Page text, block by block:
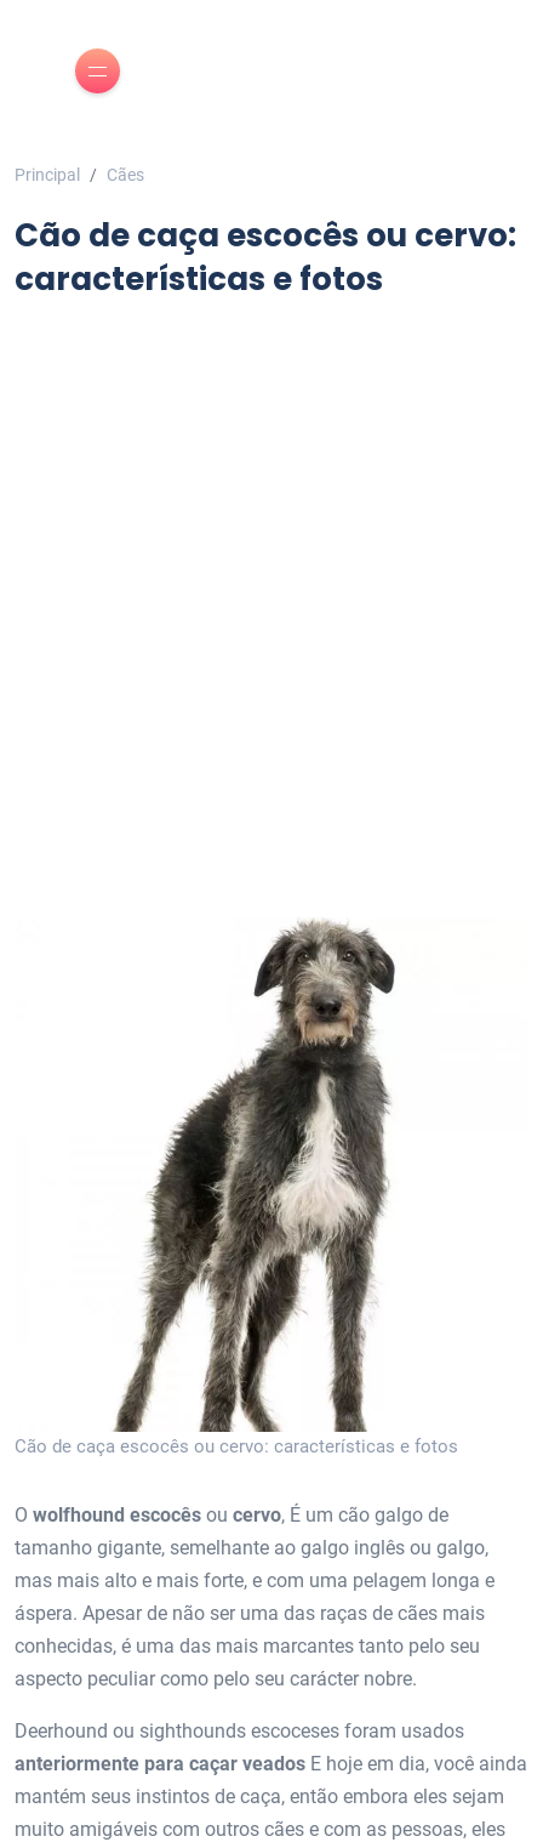
Principal Cães
Cão de caça escocês ou cervo:
características e fotos
Cão de caça escocês ou cervo: características e fotos
O wolfhound escocês ou cervo, É um cão galgo de
tamanho gigante, semelhante ao galgo inglês ou galgo,
mas mais alto e mais forte, e com uma pelagem longa e
áspera. Apesar de não ser uma das raças de cães mais
conhecidas, é uma das mais marcantes tanto pelo seu
aspecto peculiar como pelo seu carácter nobre.
Deerhound ou sighthounds escoceses foram usados
anteriormente para caçar veados E hoje em dia, você ainda
mantém seus instintos de caça, então embora eles sejam
muito amigáveis ​​com outros cães e com as pessoas, eles